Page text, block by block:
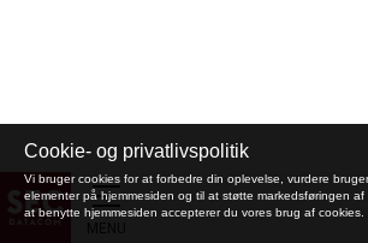
Cookie- og privatlivspolitik
Vi bruger cookies for at forbedre din oplevelse, vurdere
elementer på hjemmesiden og til at støtte markedsføringen af
at benytte hjemmesiden accepterer du vores brug af cookies.